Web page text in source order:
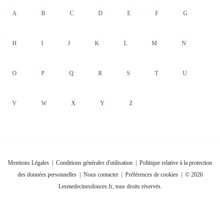
A B C D E F G
H I J K L M N
O P Q R S T U
V W X Y Z
Mentions Légales Conditions générales d'utilisation
Politique relative à la protection
des données personnelles| Nous contacter| Préférences de cookies| © 2026
Lesmedecinesdouces.fr, tous droits réservés.